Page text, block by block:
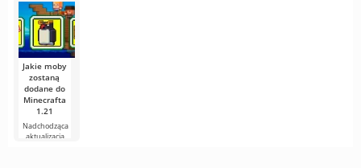
dziesiątki
poprawek
Minecraft Java
Edition
kontynuuje
rozwój wersji
Jakie moby
zostaną
dodane do
Minecrafta
1.21
Nadchodząca
aktualizacja